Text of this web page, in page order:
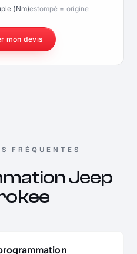
(Nm)estompé = origine
mon devis
FRÉQUENTES
Jeep